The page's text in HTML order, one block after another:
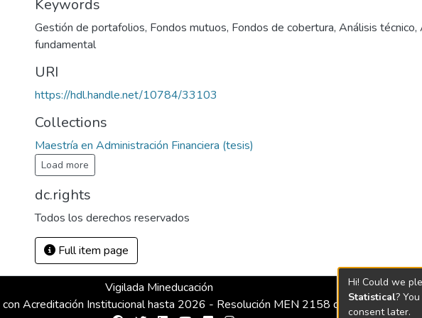
Keywords
Gestión de portafolios, Fondos mutuos, Fondos de cobertura, Análisis técnico,
fundamental
URI
https://hdl.handle.net/10784/33103
Collections
Maestría en Administración Financiera (tesis)
Load more
dc.rights
Todos los derechos reservados
Full item page
Vigilada Mineducación
con Acreditación Institucional hasta 2026 - Resolución MEN 2158 de 2018
Hi! Could we
Statistical?
consent later.